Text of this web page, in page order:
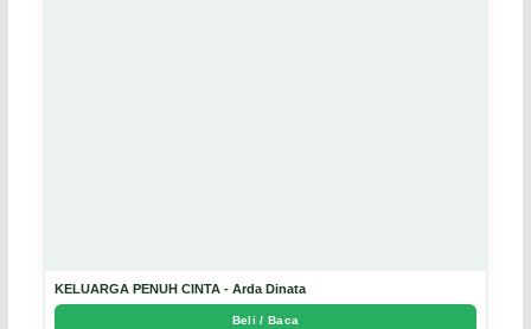
KELUARGA PENUH CINTA - Arda Dinata
Beli / Baca